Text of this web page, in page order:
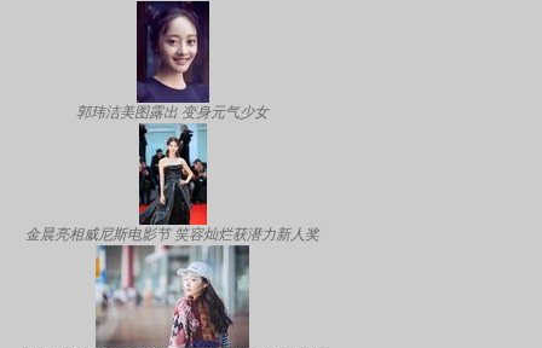
郭玮洁美图露出 变身元气少女
金晨亮相威尼斯电影节 笑容灿烂获潜力新人奖